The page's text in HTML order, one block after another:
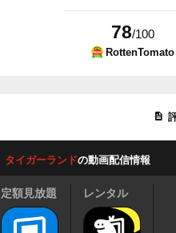
78/100
RottenTomato
タイガーランドの動画配信情報
定額見放題 レンタル